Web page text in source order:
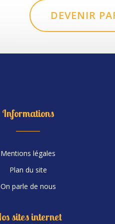
DEVENIR
Informations
Mentions légales
Plan du site
On parle de nous
sites internet